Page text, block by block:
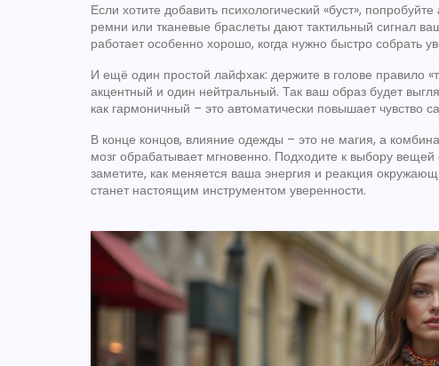
Если хотите добавить психологический «буст»,
ремни или тканевые браслеты дают тактильный сигнал
работает особенно хорошо, когда нужно быстро собрать
И ещё один простой лайфхак: держите в голове правило
акцентный и один нейтральный. Так ваш образ будет
как гармоничный – это автоматически повышает чувство
В конце концов, влияние одежды – это не магия, а
мозг обрабатывает мгновенно. Подходите к выбору
заметите, как меняется ваша энергия и реакция
станет настоящим инструментом уверенности.